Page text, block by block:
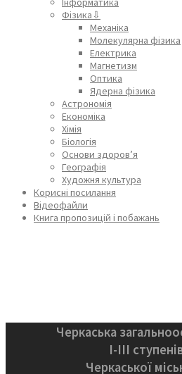
Фізика⇩
Механіка
Молекулярна фізика
Електрика
Магнетизм
Оптика
Ядерна фізика
Астрономія
Економіка
Хімія
Біологія
Основи здоров’я
Географія
Художня культура
Корисні посилання
Відеофайли
Книга пропозицій і побажань
Черкаська
І-ІІІ
Черкаської